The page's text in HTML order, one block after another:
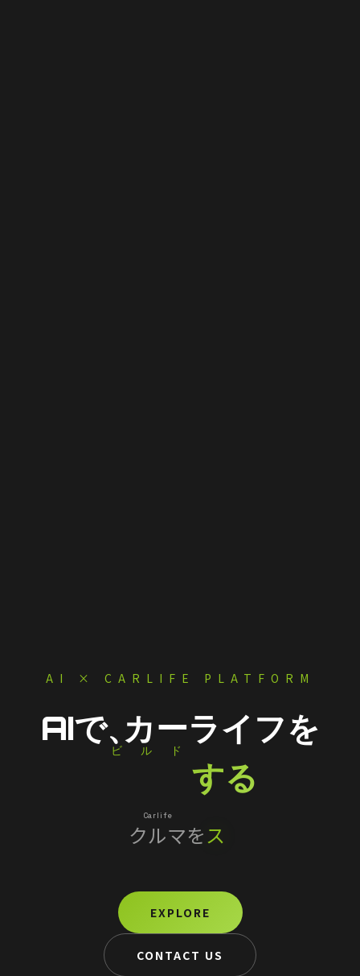
AI × CARLIFE PLATFORM
AIで、カーライフを
ビルド
する
クルマをスマートに
EXPLORE
CONTACT US